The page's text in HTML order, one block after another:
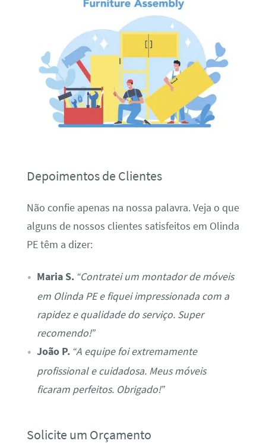
Depoimentos de Clientes
Não confie apenas na nossa palavra. Veja o que
alguns de nossos clientes satisfeitos em Olinda
PE têm a dizer:
Maria S. “Contratei um montador de móveis
em Olinda PE e fiquei impressionada com a
rapidez e qualidade do serviço. Super
recomendo!”
João P. “A equipe foi extremamente
profissional e cuidadosa. Meus móveis
ficaram perfeitos. Obrigado!”
Solicite um Orçamento